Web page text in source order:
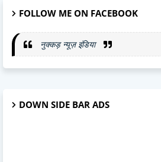
FOLLOW ME ON FACEBOOK
नुक्कड़ न्यूज़ इंडिया
DOWN SIDE BAR ADS